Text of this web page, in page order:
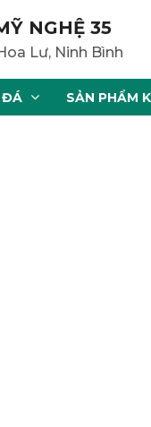
NGHỆ 35
Lư, Ninh Bình
ĐÁ SẢN PHẨM